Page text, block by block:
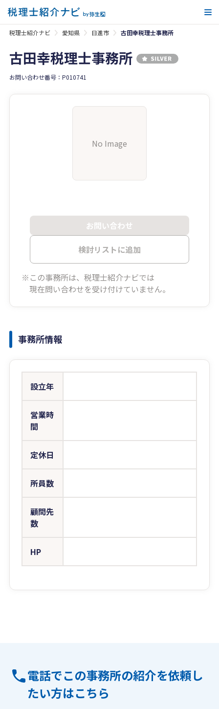
税理士紹介ナビ 愛知県 日進市 古田幸税理士事務所
古田幸税理士事務所
お問い合わせ番号：P010741
No Image
お問い合わせ
検討リストに追加
※この事務所は、税理士紹介ナビでは
現在問い合わせを受け付けていません。
事務所情報
設立年
営業時
間
定休日
所員数
顧問先
数
HP
電話でこの事務所の紹介を依頼し
たい方はこちら